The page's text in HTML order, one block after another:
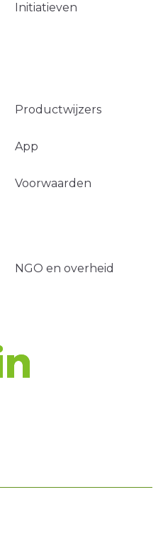
Initiatieven
Productwijzers
App
Voorwaarden
NGO en overheid